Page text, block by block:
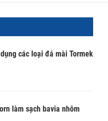
các loại đá mài Tormek
làm sạch bavia nhôm